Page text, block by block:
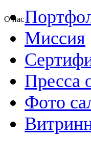
О нас
Миссия
Пресса
Фото